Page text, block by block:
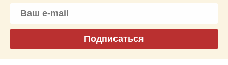
Подписаться